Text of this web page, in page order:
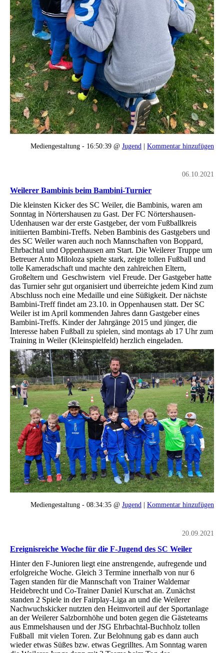
Mediengestaltung - 16:50:39 @ Jugend | Kommentar hinzufügen
06.10.2021
Weilerer Bambinis beim Bambini-Turnier
Die kleinsten Kicker des SC Weiler, die Bambinis, waren am
Sonntag in Nörtershausen zu Gast. Der FC Nörtershausen-
Udenhausen war der erste Gastgeber, der vom Fußballkreis
initiierten Bambini-Treffs. Neben Bambinis des Gastgebers und
des SC Weiler waren auch noch Mannschaften von Boppard,
Ehrbachtal und Oppenhausen am Start. Die Weilerer Truppe um
Betreuer Anto Miloloza spielte stark, zeigte tollen Fußball und
tolle Kameradschaft und machte den zahlreichen Eltern,
Großeltern und Geschwistern viel Freude. Der Gastgeber hatte
das Turnier sehr gut organisiert und überreichte jedem Kind zum
Abschluss noch eine Medaille und eine Süßigkeit. Der nächste
Bambini-Treff findet am 23.10. in Oppenhausen statt. Der SC
Weiler ist im April kommenden Jahres dann Gastgeber eines
Bambini-Treffs. Kinder der Jahrgänge 2015 und jünger, die
Interesse haben Fußball zu spielen, sind montags ab 17 Uhr zum
Training in Weiler (Kleinspielfeld) herzlich eingeladen.
Mediengestaltung - 08:34:35 @ Jugend | Kommentar hinzufügen
20.09.2021
Ereignisreiche Woche für die F-Jugend des SC Weiler
Hinter den F-Junioren liegt eine anstrengende, aufregende und
erfolgreiche Woche. Gleich 3 Termine innerhalb von nur 6
Tagen standen für die Mannschaft von Trainer Waldemar
Heidebrecht und Co-Trainer Daniel Kurschat an. Zunächst
standen 2 Spiele in der Fairplay-Liga an und die Weilerer
Nachwuchskicker nutzten den Heimvorteil auf der Sportanlage
an der Weilerer Salzbornhöhe und boten gegen die Gästeteams
aus Emmelshausen und der JSG Ehrbachtal-Buchholz tollen
Fußball mit vielen Toren. Zur Belohnung gab es dann auch
wieder etwas Süßes bzw. etwas Gegrilltes. Am Sonntag waren